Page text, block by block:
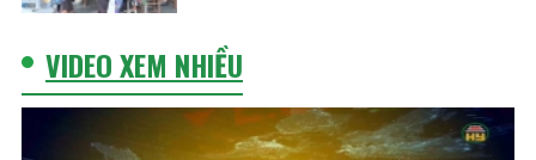
VIDEO XEM NHIỀU